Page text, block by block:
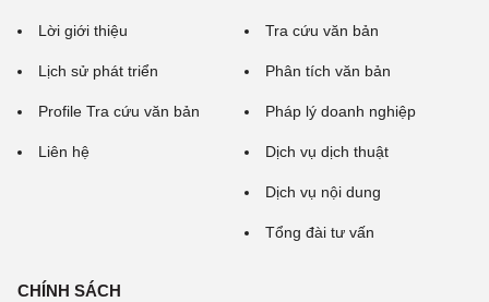
Lời giới thiệu
Lịch sử phát triển
Profile Tra cứu văn bản
Liên hệ
Tra cứu văn bản
Phân tích văn bản
Pháp lý doanh nghiệp
Dịch vụ dịch thuật
Dịch vụ nội dung
Tổng đài tư vấn
CHÍNH SÁCH